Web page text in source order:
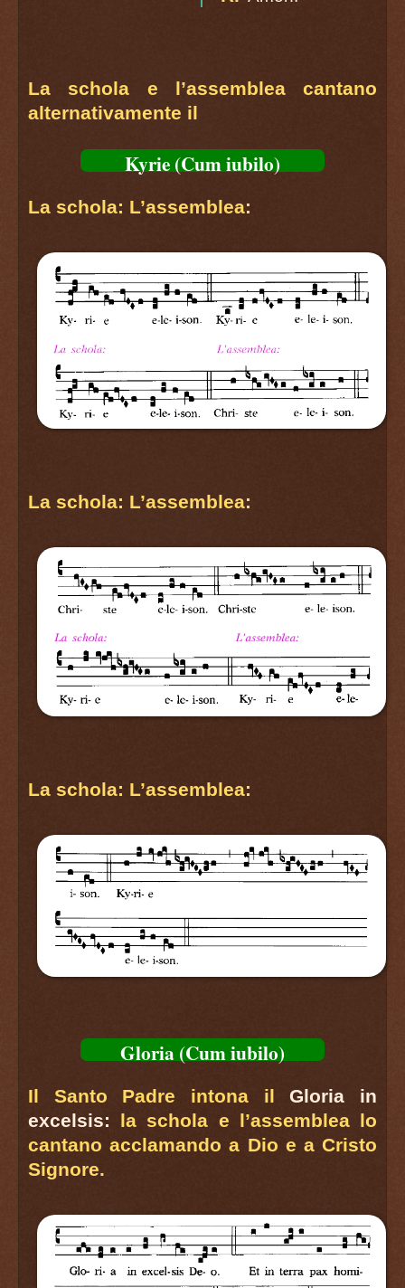
La schola e l’assemblea cantano
alternativamente il
Kyrie (Cum iubilo)
La schola: L’assemblea:
La schola: L’assemblea:
La schola: L’assemblea:
Gloria (Cum iubilo)
Il Santo Padre intona il Gloria in
excelsis: la schola e l’assemblea lo
cantano acclamando a Dio e a Cristo
Signore.